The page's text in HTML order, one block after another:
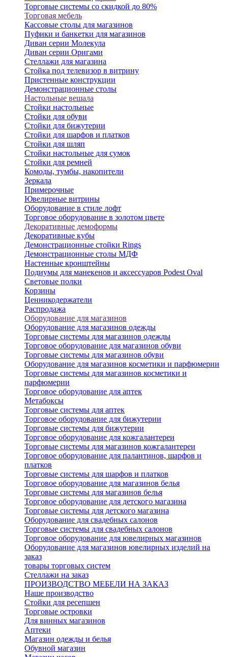
Торговые системы со скидкой до 80%
Торговая мебель
Кассовые столы для магазинов
Пуфики и банкетки для магазинов
Диван серии Молекула
Диван серии Оригами
Стеллажи для магазина
Стойка под телевизор в витрину
Пристенные конструкции
Демонстрационные столы
Настольные вешала
Стойки настольные
Стойки для обуви
Стойки для бижутерии
Стойки для шарфов и платков
Стойки для шляп
Стойки настольные для сумок
Стойки для ремней
Комоды, тумбы, накопители
Зеркала
Примерочные
Ювелирные витрины
Оборудование в стиле лофт
Торговое оборудование в золотом цвете
Декоративные демоформы
Декоративные кубы
Демонстрационные стойки Rings
Демонстрационные столы МДФ
Настенные кронштейны
Подиумы для манекенов и аксессуаров Podest Oval
Световые полки
Корзины
Ценникодержатели
Распродажа
Оборудование для магазинов
Оборудование для магазинов одежды
Торговые системы для магазинов одежды
Торговое оборудование для магазинов обуви
Торговые системы для магазинов обуви
Оборудование для магазинов косметики и парфюмерии
Торговые системы для магазинов косметики и
парфюмерии
Торговое оборудование для аптек
Метабоксы
Торговые системы для аптек
Торговое оборудование для бижутерии
Торговые системы для бижутерии
Торговое оборудование для кожгалантереи
Торговые системы для магазинов кожгалантереи
Торговое оборудование для палантинов, шарфов и
платков
Торговые системы для шарфов и платков
Торговое оборудование для магазинов белья
Торговые системы для магазинов белья
Торговое оборудование для детского магазина
Торговые системы для детского магазина
Оборудование для свадебных салонов
Торговые системы для свадебных салонов
Торговое оборудование для ювелирных магазинов
Оборудование для магазинов ювелирных изделий на
заказ
товары торговых систем
Стеллажи на заказ
ПРОИЗВОДСТВО МЕБЕЛИ НА ЗАКАЗ
Наше производство
Стойки для ресепшен
Торговые островки
Для винных магазинов
Аптеки
Магазин одежды и белья
Обувной магазин